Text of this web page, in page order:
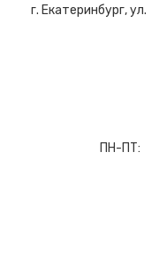
г. Екатеринбург, ул.
ПН-ПТ: